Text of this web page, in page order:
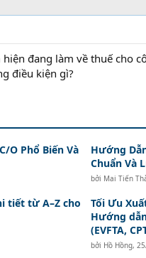
đang làm về thuế cho
điều kiện gì?
O Phổ Biến Và
Hướng
Chuẩn Và
bởi Mai Tiến
tiết từ A–Z cho
Tối Ưu
Hướng
(EVFTA,
bởi Hồ Hồng,